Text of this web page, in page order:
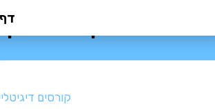
קורס שיווק: המדריך
קורסים